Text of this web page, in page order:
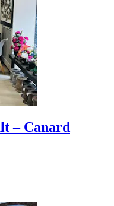
– Canard